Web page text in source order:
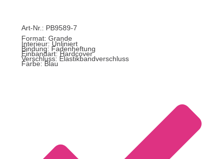
Art-Nr.: PB9589-7
Format: Grande
Interieur: Unliniert
Bindung: Fadenheftung
Einbandart: Hardcover
Verschluss: Elastikbandverschluss
Farbe: Blau